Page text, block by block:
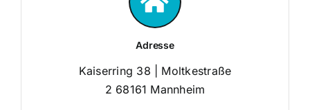
Adresse
Kaiserring 38 | Moltkestraße
2 68161 Mannheim